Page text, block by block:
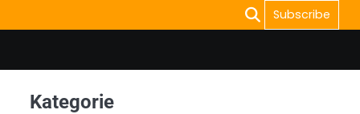
Subscribe
Kategorie